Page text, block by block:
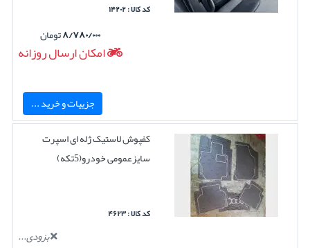
کد کالا : ۱۴۲۰۲
۸/۷۸۰/۰۰۰تومان
امکان ارسال روزانه
جزییات و خرید ...
کفپوش لاستیک ژله ای اسپرت
سایزعمومی خودرو(5تکه)
کد کالا : ۴۶۲۳
بزودی...